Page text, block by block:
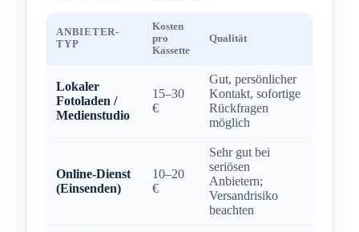
ANBIETER-
TYP
Kosten
pro
Kassette
Qualität
Lokaler
Fotoladen /
Medienstudio
15–30
€
Gut, persönlicher
Kontakt, sofortige
Rückfragen
möglich
Online-Dienst
(Einsenden)
10–20
€
Sehr gut bei
seriösen
Anbietern;
Versandrisiko
beachten